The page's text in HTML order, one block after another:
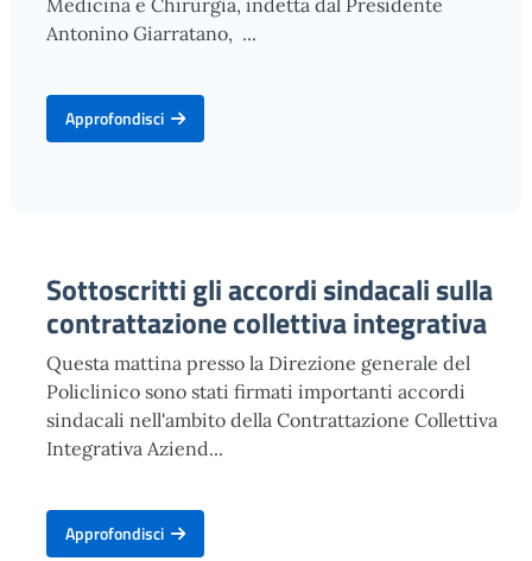
Antonino Giarratano, ...
Approfondisci
Sottoscritti gli accordi sindacali sulla
contrattazione collettiva integrativa
Questa mattina presso la Direzione generale del
Policlinico sono stati firmati importanti accordi
sindacali nell'ambito della Contrattazione Collettiva
Integrativa Aziend...
Approfondisci